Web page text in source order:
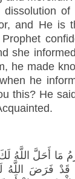
of
and He is
she
he made
he
this? He
مَا أَحَلَّ
قَدْ فَرَضَ اللَّهُ